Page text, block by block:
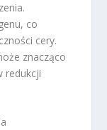
co
cery.
znacząco
redukcji